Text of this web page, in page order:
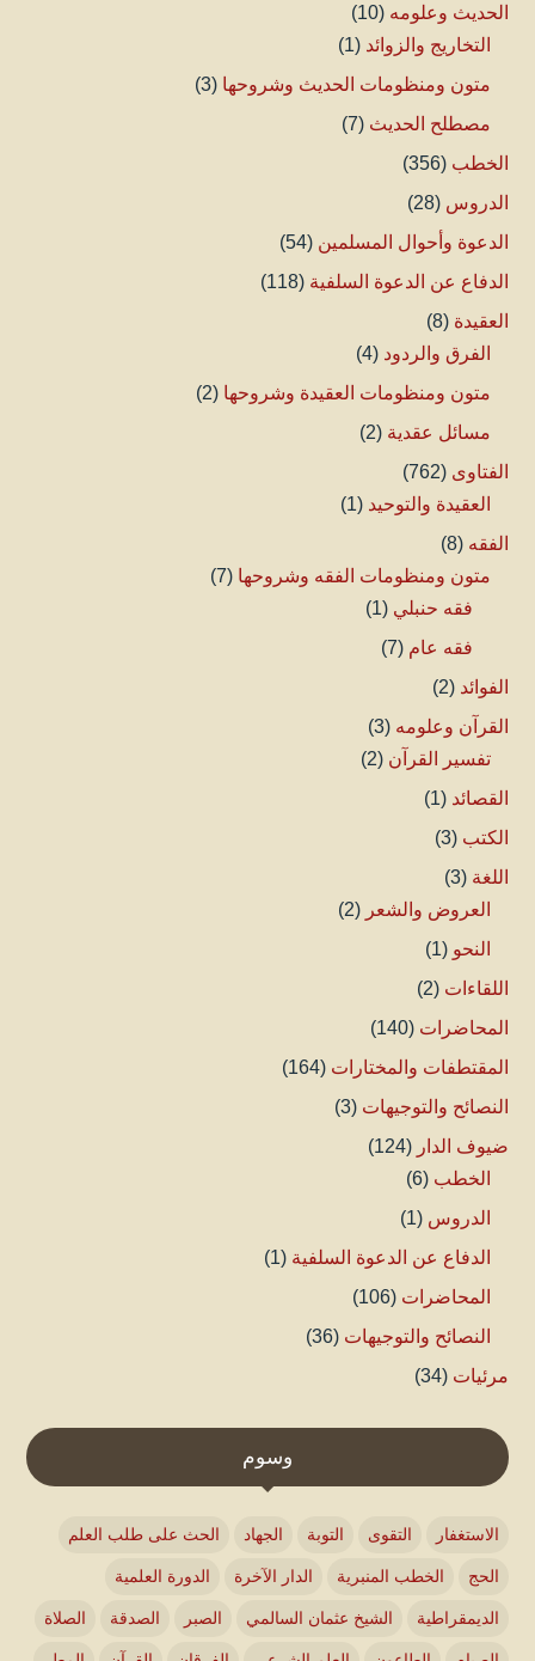
الحديث وعلومه (10)
التخاريج والزوائد (1)
متون ومنظومات الحديث وشروحها (3)
مصطلح الحديث (7)
الخطب (356)
الدروس (28)
الدعوة وأحوال المسلمين (54)
الدفاع عن الدعوة السلفية (118)
العقيدة (8)
الفرق والردود (4)
متون ومنظومات العقيدة وشروحها (2)
مسائل عقدية (2)
الفتاوى (762)
العقيدة والتوحيد (1)
الفقه (8)
متون ومنظومات الفقه وشروحها (7)
فقه حنبلي (1)
فقه عام (7)
الفوائد (2)
القرآن وعلومه (3)
تفسير القرآن (2)
القصائد (1)
الكتب (3)
اللغة (3)
العروض والشعر (2)
النحو (1)
اللقاءات (2)
المحاضرات (140)
المقتطفات والمختارات (164)
النصائح والتوجيهات (3)
ضيوف الدار (124)
الخطب (6)
الدروس (1)
الدفاع عن الدعوة السلفية (1)
المحاضرات (106)
النصائح والتوجيهات (36)
مرئيات (34)
وسوم
الاستغفار التقوى التوبة الجهاد الحث على طلب العلم
الحج الخطب المنبرية الدار الآخرة الدورة العلمية
الديمقراطية الشيخ عثمان السالمي الصبر الصدقة الصلاة